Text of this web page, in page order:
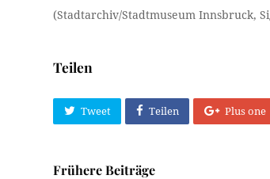
(Stadtarchiv/Stadtmuseum Innsbruck,
Teilen
Tweet Teilen Plus one
Frühere Beiträge